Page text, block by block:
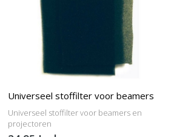
Universeel stoffilter voor beamers
Universeel stoffilter voor beamers en
projectoren